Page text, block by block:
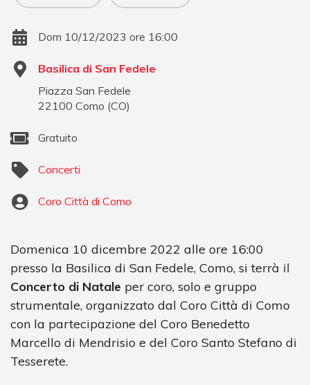
Dom 10/12/2023 ore 16:00
Basilica di San Fedele
Piazza San Fedele
22100 Como (CO)
Gratuito
Concerti
Coro Città di Como
Domenica 10 dicembre 2022 alle ore 16:00
presso la Basilica di San Fedele, Como, si terrà il
Concerto di Natale per coro, solo e gruppo
strumentale, organizzato dal Coro Città di Como
con la partecipazione del Coro Benedetto
Marcello di Mendrisio e del Coro Santo Stefano di
Tesserete.